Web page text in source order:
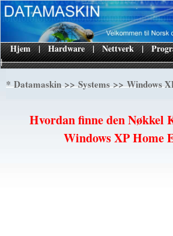
|
Hjem | Hardware | Nettverk |
*Datamaskin>>Systems>>Windows
Hvordan finne den Nøkkel
Windows XP Home